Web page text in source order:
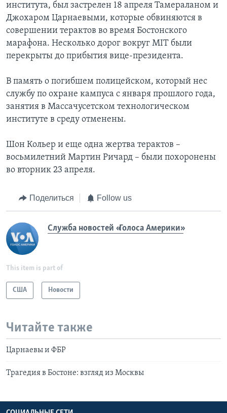
института, был застрелен 18 апреля Тамераланом и
Джохаром Царнаевыми, которые обвиняются в
совершении терактов во время Бостонского
марафона. Несколько дорог вокруг MIT были
перекрыты до прибытия вице-президента.
В память о погибшем полицейском, который нес
службу по охране кампуса с января прошлого года,
занятия в Массачусетском технологическом
институте в среду отменены.
Шон Кольер и еще одна жертва терактов –
восьмилетний Мартин Ричард – были похоронены
во вторник 23 апреля.
Поделиться Follow us
Служба новостей «Голоса Америки»
This item is part of
США Новости
Читайте также
Царнаевы и ФБР
Трагедия в Бостоне: взгляд из Москвы